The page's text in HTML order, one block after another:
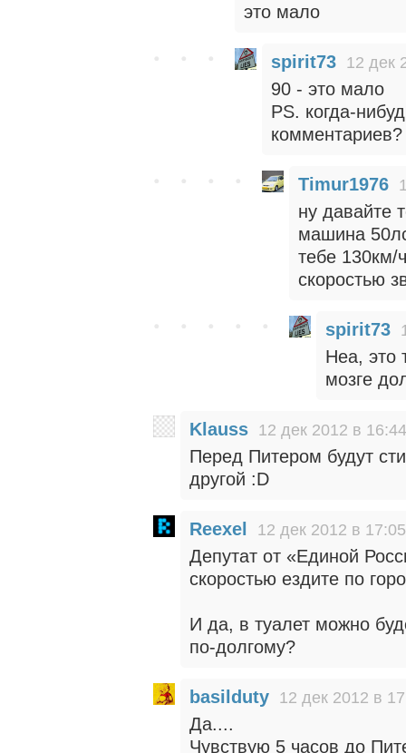
это мало
spirit73 12 дек
90 - это мало
PS. когда-
комментариев?
Timur1976
ну давайте
машина
тебе 130км/
скоростью
spirit73
Неа, это
мозге
Klauss 12 дек 2012 в 16:44
Перед Питером будут
другой :D
Reexel 12 дек 2012 в 17:05
Депутат от «Единой
скоростью ездите по
И да, в туалет можно
по-долгому?
basilduty 12 дек 2012 в
Да....
Чувствую 5 часов до